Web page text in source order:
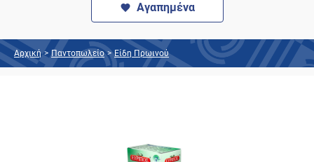
Αγαπημένα
Αρχική > Παντοπωλείο > Είδη Πρωινού